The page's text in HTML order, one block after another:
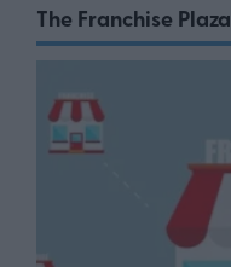
The Franchise Plaza